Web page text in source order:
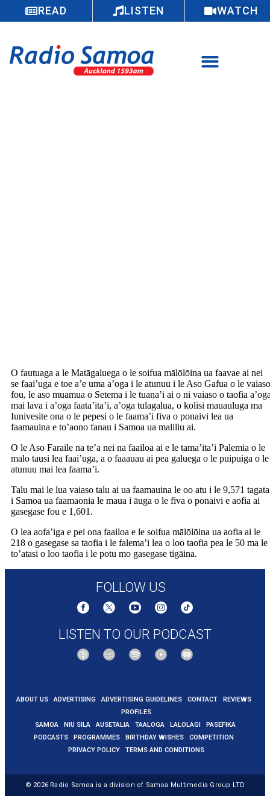
READ LISTEN WATCH
O fautuaga a le Matāgaluega o le soifua mālōlōina ua faavae ai nei
se faai’uga e toe a’e uma a’oga i le atunuu i le Aso Gafua o le vaiaso
fou, le aso muamua o Setema i le tuana’i ai o ni vaiaso o taofia
mai lava i a’oga faata’ita’i, a’oga tulagalua, o kolisi mauauluga ma
Iunivesite ona o le pepesi o le faama’i fiva o ponaivi lea ua
faamauina e to’aono fanau i Samoa ua maliliu ai.
O le Aso Faraile na te’a nei na faailoa ai e le tama’ita’i Palemia o le
malo tausi lea faai’uga, a o faaauau ai pea galuega o le puipuiga o le
atunuu mai lea faama’i.
Talu mai le lua vaiaso talu ai ua faamauina le oo atu i le 9,571 tagata
i Samoa ua faamaonia le maua i āuga o le fiva o ponaivi e aofia ai
gasegase fou e 1,601.
O lea aofa’iga e pei ona faailoa e le soifua mālōlōina ua aofia ai le
218 o gasegase sa taofia i le falema’i lea o loo taofia pea le 50 ma le
to’atasi o loo taofia i le potu mo gasegase tigāina.
FOLLOW US
LISTEN TO OUR PODCAST
ABOUT US ADVERTISING ADVERTISING GUIDELINES CONTACT
REVIEWS
PROFILES
SAMOA
NIU SILA AUSETALIA TAALOGA LALOLAGI
PASEFIKA
PODCASTS
PROGRAMMES BIRTHDAY WISHES
COMPETITION
PRIVACY POLICY
TERMS AND CONDITIONS
© 2026 Radio Samoa is a division of Samoa Multimedia Group LTD